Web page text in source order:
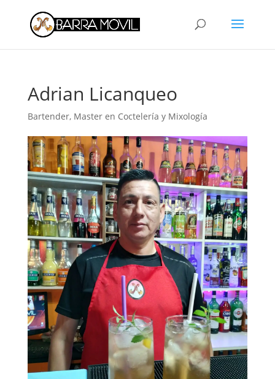
Adrian Licanqueo
Bartender, Master en Coctelería y Mixología